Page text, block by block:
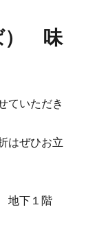
） 味
ていただき
はぜひお立
地下１階